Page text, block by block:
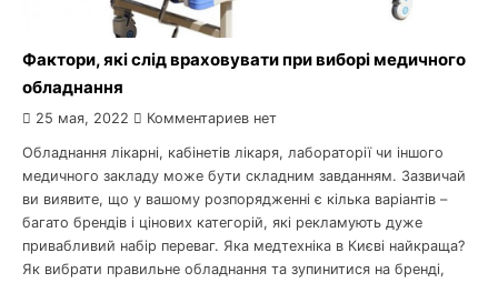
Фактори, які слід враховувати при виборі медичного
обладнання
25 мая, 2022 Комментариев нет
Обладнання лікарні, кабінетів лікаря, лабораторії чи іншого
медичного закладу може бути складним завданням. Зазвичай
ви виявите, що у вашому розпорядженні є кілька варіантів –
багато брендів і цінових категорій, які рекламують дуже
привабливий набір переваг. Яка медтехніка в Києві найкраща?
Як вибрати правильне обладнання та зупинитися на бренді,